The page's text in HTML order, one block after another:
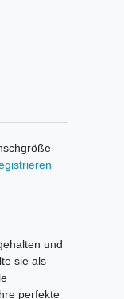
und
sie als
perfekte